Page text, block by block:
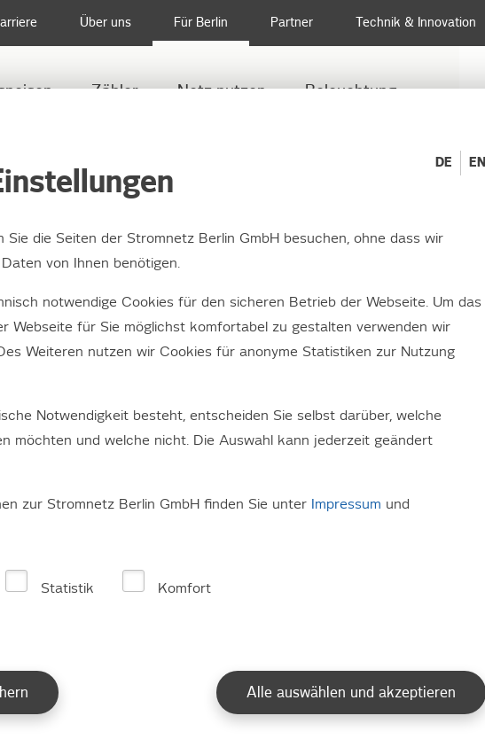
Zähler Netz nutzen Beleuchtung
Über uns Für Berlin Partner Technik & Innovation
Strom aus. Aber manchmal ist der Strom weg. Das
Störung an einem Bauteil von uns liegen.
im Mittelspannungsnetz
keine Störungsmeldungen vor.
keinen Strom?
DE EN
Sie die Seiten der Stromnetz Berlin GmbH besuchen, ohne dass wir
von Ihnen benötigen.
notwendige Cookies für den sicheren Betrieb der Webseite. Um das
Webseite für Sie möglichst komfortabel zu gestalten verwenden wir
Weiteren nutzen wir Cookies für anonyme Statistiken zur Nutzung
Notwendigkeit besteht, entscheiden Sie selbst darüber, welche
möchten und welche nicht. Die Auswahl kann jederzeit geändert
zur Stromnetz Berlin GmbH finden Sie unter Impressum und
Statistik Komfort
Alle auswählen und akzeptieren